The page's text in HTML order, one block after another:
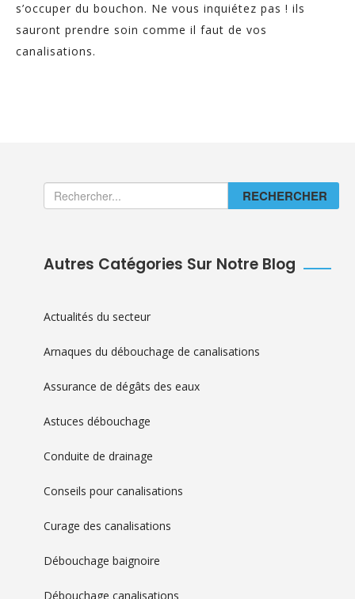
s’occuper du bouchon. Ne vous inquiétez pas ! ils
sauront prendre soin comme il faut de vos
canalisations.
RECHERCHER
Autres Catégories Sur Notre Blog
Actualités du secteur
Arnaques du débouchage de canalisations
Assurance de dégâts des eaux
Astuces débouchage
Conduite de drainage
Conseils pour canalisations
Curage des canalisations
Débouchage baignoire
Débouchage canalisations